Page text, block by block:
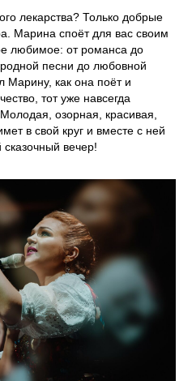
лекарства? Только добрые
Марина споёт для вас своим
любимое: от романса до
песни до любовной
Марину, как она поёт и
тот уже навсегда
озорная, красивая,
в свой круг и вместе с ней
вечер!